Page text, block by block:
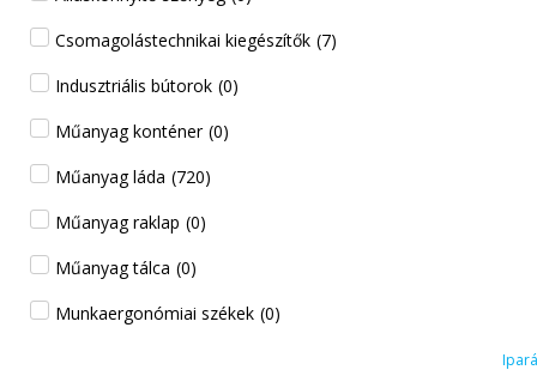
Csomagolástechnikai kiegészítők (7)
Indusztriális bútorok (0)
Műanyag konténer (0)
Műanyag láda (720)
Műanyag raklap (0)
Műanyag tálca (0)
Munkaergonómiai székek (0)